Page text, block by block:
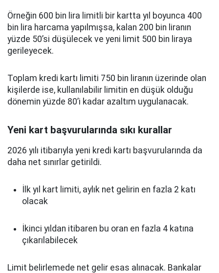
Örneğin 600 bin lira limitli bir kartta yıl boyunca 400
bin lira harcama yapılmışsa, kalan 200 bin liranın
yüzde 50’si düşülecek ve yeni limit 500 bin liraya
gerileyecek.
Toplam kredi kartı limiti 750 bin liranın üzerinde olan
kişilerde ise, kullanılabilir limitin en düşük olduğu
dönemin yüzde 80’i kadar azaltım uygulanacak.
Yeni kart başvurularında sıkı kurallar
2026 yılı itibarıyla yeni kredi kartı başvurularında da
daha net sınırlar getirildi.
İlk yıl kart limiti, aylık net gelirin en fazla 2 katı
olacak
İkinci yıldan itibaren bu oran en fazla 4 katına
çıkarılabilecek
Limit belirlemede net gelir esas alınacak. Bankalar